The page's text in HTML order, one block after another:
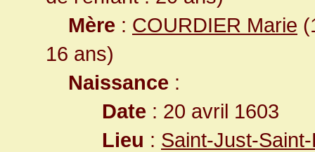
Mère : COURDIER Marie
16 ans)
Naissance :
Date : 20 avril 1603
Lieu : Saint-Just-